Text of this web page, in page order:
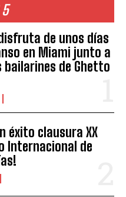
5
de unos días
en Miami junto a
bailarines de Ghetto
éxito clausura XX
Internacional de